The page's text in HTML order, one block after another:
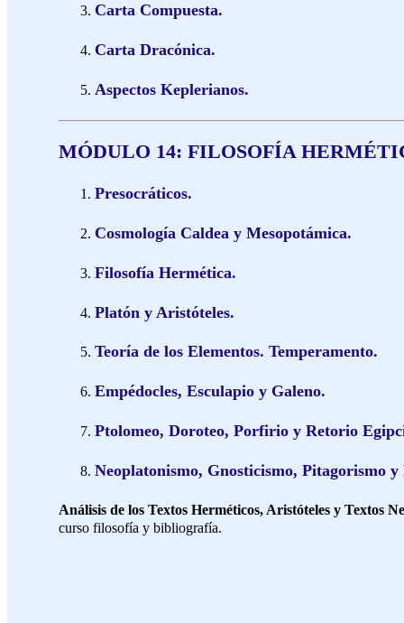
Carta Compuesta.
Carta Dracónica.
Aspectos Keplerianos.
MÓDULO 14: FILOSOFÍA
Presocráticos.
Cosmología Caldea y Mesopotámica.
Filosofía Hermética.
Platón y Aristóteles.
Teoría de los Elementos. Temperamento.
Empédocles, Esculapio y Galeno.
Ptolomeo, Doroteo, Porfirio y Retorio
Neoplatonismo, Gnosticismo, Pitagorismo
Análisis de los Textos Herméticos, Aristóteles y Textos
curso filosofía y bibliografía.